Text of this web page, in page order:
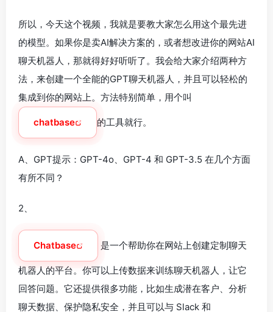
所以，今天这个视频，我就是要教大家怎么用这个最先进
的模型。如果你是卖AI解决方案的，或者想改进你的网站AI
聊天机器人，那就得好好听听了。我会给大家介绍两种方
法，来创建一个全能的GPT聊天机器人，并且可以轻松的
集成到你的网站上。方法特别简单，用个叫
chatbase 的工具就行。
A、GPT提示：GPT-4o、GPT-4 和 GPT-3.5 在几个方面
有所不同？
2、
Chatbase 是一个帮助你在网站上创建定制聊天
机器人的平台。你可以上传数据来训练聊天机器人，让它
回答问题。它还提供很多功能，比如生成潜在客户、分析
聊天数据、保护隐私安全，并且可以与 Slack 和